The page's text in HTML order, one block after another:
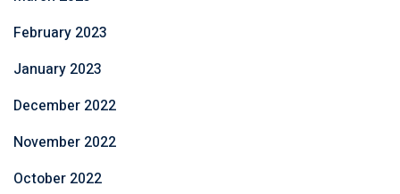
February 2023
January 2023
December 2022
November 2022
October 2022